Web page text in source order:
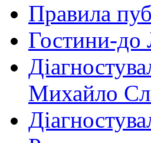
Правила
Гостини-до
Михайло